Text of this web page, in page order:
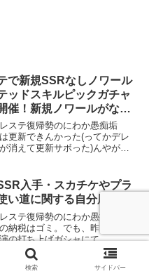
で新規SSRなしノワール
ッドスキルピックガチャ
催！新規ノワールがない
ステ復帰勢のにわか愚痴垢
更新できんかった(ってかデレ
消えて更新サボった)んやが、
つ天才子役やったらしいけど
に子役が務...
入手・スカチケやプラ
い道に関する自分用メモ
ステ復帰勢のにわか愚痴垢
納税はゴミ。でも、昨日引い
の打ち上げガシャにて……ダ
ど恒常1のあやめ😍道明寺の恒常
込んでたが、生足ショーパンノ
と本当に素晴らしいレッスン
検索 サイドバー